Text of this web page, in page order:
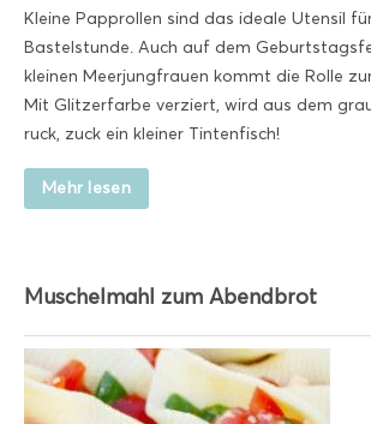
Kleine Papprollen sind das ideale Utensil
Bastelstunde. Auch auf dem
kleinen Meerjungfrauen kommt die Rolle
Mit Glitzerfarbe verziert, wird aus dem
ruck, zuck ein kleiner Tintenfisch!
Mehr lesen
Muschelmahl zum Abendbrot